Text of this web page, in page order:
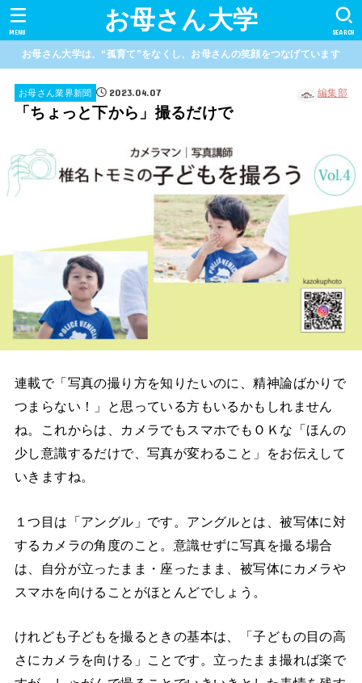
お母さん大学 SEARCH
MENU
お母さん大学は、“孤育て”をなくし、お母さんの笑顔をつなげています
お母さん業界新聞 2023.04.07 編集部
「ちょっと下から」撮るだけで
連載で「写真の撮り方を知りたいのに、精神論ばかりで
つまらない！」と思っている方もいるかもしれません
ね。これからは、カメラでもスマホでもＯＫな「ほんの
少し意識するだけで、写真が変わること」をお伝えして
いきますね。
１つ目は「アングル」です。アングルとは、被写体に対
するカメラの角度のこと。意識せずに写真を撮る場合
は、自分が立ったまま・座ったまま、被写体にカメラや
スマホを向けることがほとんどでしょう。
けれども子どもを撮るときの基本は、「子どもの目の高
さにカメラを向ける」ことです。立ったまま撮れば楽で